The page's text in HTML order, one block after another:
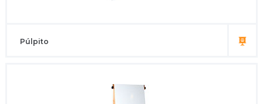
Púlpito